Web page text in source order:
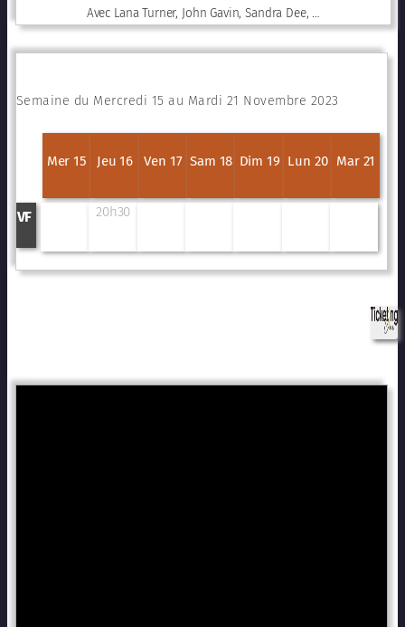
Avec Lana Turner, John Gavin, Sandra Dee, …
Semaine du Mercredi 15 au Mardi 21 Novembre 2023
Mer 15 Jeu 16 Ven 17 Sam 18 Dim 19 Lun 20 Mar 21
VF 20h30